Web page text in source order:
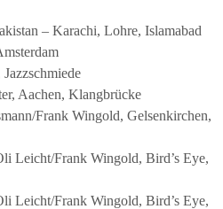
– Karachi, Lohre, Islamabad
Aachen, Klangbrücke
Frank Wingold, Gelsenkirchen,
Leicht/Frank Wingold, Bird’s Eye,
Leicht/Frank Wingold, Bird’s Eye,